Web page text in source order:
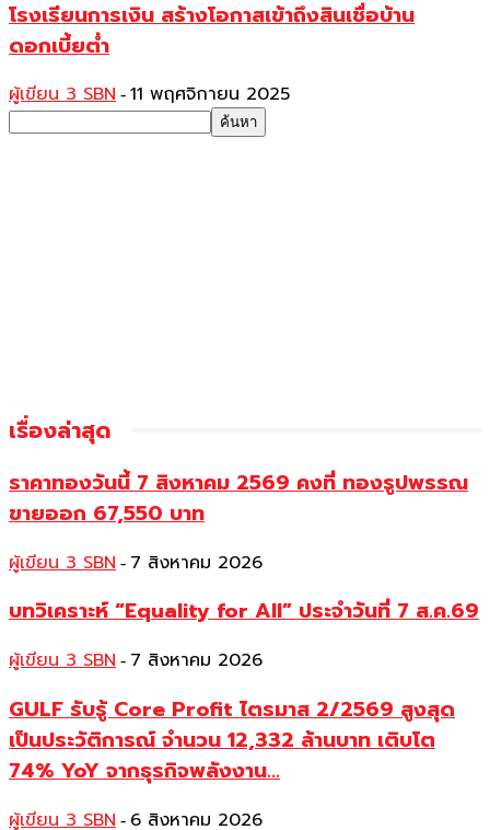
โรงเรียนการเงิน สร้างโอกาสเข้าถึงสินเชื่อบ้าน
ดอกเบี้ยต่ำ
ผู้เขียน 3 SBN - 11 พฤศจิกายน 2025
เรื่องล่าสุด
ราคาทองวันนี้ 7 สิงหาคม 2569 คงที่ ทองรูปพรรณ
ขายออก 67,550 บาท
ผู้เขียน 3 SBN - 7 สิงหาคม 2026
บทวิเคราะห์ “Equality for All” ประจำวันที่ 7 ส.ค.69
ผู้เขียน 3 SBN - 7 สิงหาคม 2026
GULF รับรู้ Core Profit ไตรมาส 2/2569 สูงสุด
เป็นประวัติการณ์ จำนวน 12,332 ล้านบาท เติบโต
74% YoY จากธุรกิจพลังงาน...
ผู้เขียน 3 SBN - 6 สิงหาคม 2026